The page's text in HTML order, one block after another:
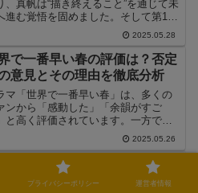
、真帆は“描き終えること”を通じて未
進む覚悟を固めました。そして第11
は、再び“過去との邂逅”が描かれ、真
嶋優人に訪れる最後の選択が物語の
になります。この記事では、そんな
話の展開をネタバレ解説し、「記憶
け継ぐ」というテーマがどう結実す
かを読み解いていきます。
2025.05.28
で一番早い春の評価は？否定
意見とその理由を徹底分析
マ「世界で一番早い春」は、多くの
ンから「感動した」「余韻がすご
と高く評価されています。一方で、
まらない」「退屈だった」と感じる
派の声も少なからず存在していま
本記事では、そんな“否定派”の意見に
を当て、どんな点が視聴者の評価を
ているのかを徹底的に分析していき
2025.05.26
ラマ「世界で一番早い春」第10
タバレ解説！再接続され
プライバシーポリシー 運営者情報